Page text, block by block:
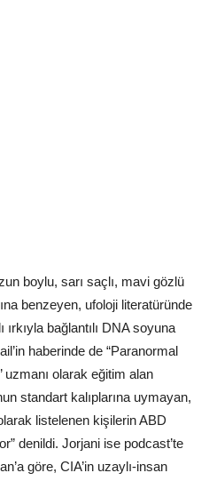
boylu, sarı saçlı, mavi gözlü
benzeyen, ufoloji literatüründe
bağlantılı DNA soyuna
haberinde de “Paranormal
uzmanı olarak eğitim alan
standart kalıplarına uymayan,
olarak listelenen kişilerin ABD
denildi. Jorjani ise podcast’te
göre, CIA’in uzaylı-insan